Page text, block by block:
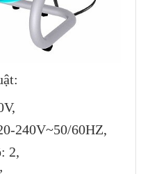
240V~50/60HZ,
2,